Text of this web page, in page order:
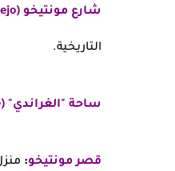
شارع مونتيخو (Paseo de Montejo):
التاريخية.
ساحة "الغراندي" (Plaza Grande):
قصر مونتيخو: